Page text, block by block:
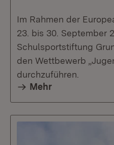
Im Rahmen der
23. bis 30. September
Schulsportstiftung
den Wettbewerb
durchzuführen.
Mehr